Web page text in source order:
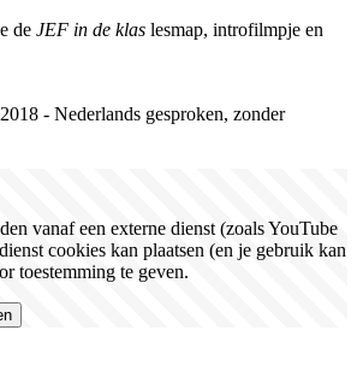
de JEF in de klas lesmap, introfilmpje en
- Nederlands gesproken, zonder
vanaf een externe dienst (zoals YouTube
cookies kan plaatsen (en je gebruik kan
toestemming te geven.